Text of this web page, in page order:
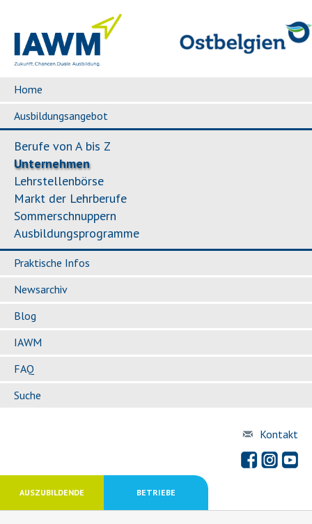
Home
Ausbildungsangebot
Berufe von A bis Z
Unternehmen
Lehrstellenbörse
Markt der Lehrberufe
Sommerschnuppern
Ausbildungsprogramme
Praktische Infos
Newsarchiv
Blog
IAWM
FAQ
Suche
Kontakt
AUSZUBILDENDE BETRIEBE